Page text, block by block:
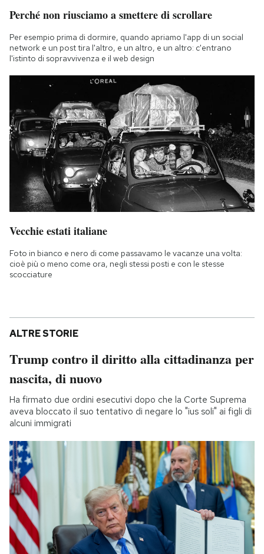
Perché non riusciamo a smettere di scrollare
Per esempio prima di dormire, quando apriamo l'app di un social
network e un post tira l'altro, e un altro, e un altro: c'entrano
l'istinto di sopravvivenza e il web design
Vecchie estati italiane
Foto in bianco e nero di come passavamo le vacanze una volta:
cioè più o meno come ora, negli stessi posti e con le stesse
scocciature
ALTRE STORIE
Trump contro il diritto alla cittadinanza per
nascita, di nuovo
Ha firmato due ordini esecutivi dopo che la Corte Suprema
aveva bloccato il suo tentativo di negare lo "ius soli" ai figli di
alcuni immigrati